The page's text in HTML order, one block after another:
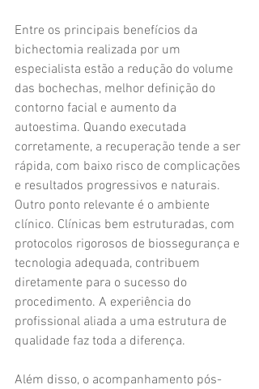
Entre os principais benefícios da
bichectomia realizada por um
especialista estão a redução do volume
das bochechas, melhor definição do
contorno facial e aumento da
autoestima. Quando executada
corretamente, a recuperação tende a ser
rápida, com baixo risco de complicações
e resultados progressivos e naturais.
Outro ponto relevante é o ambiente
clínico. Clínicas bem estruturadas, com
protocolos rigorosos de biossegurança e
tecnologia adequada, contribuem
diretamente para o sucesso do
procedimento. A experiência do
profissional aliada a uma estrutura de
qualidade faz toda a diferença.
Além disso, o acompanhamento pós-